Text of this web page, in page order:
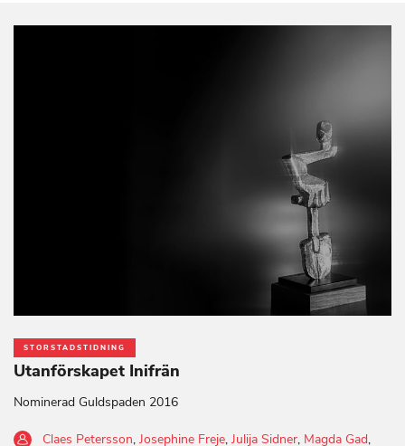
STORSTADSTIDNING
Utanförskapet Inifrän
Nominerad Guldspaden 2016
Claes Petersson,Josephine Freje,Julija Sidner, Magda Gad,